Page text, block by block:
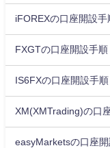
iFOREXの口座開設
FXGTの口座開設手
IS6FXの口座開設手
XM(XMTrading)の口
easyMarketsの口座